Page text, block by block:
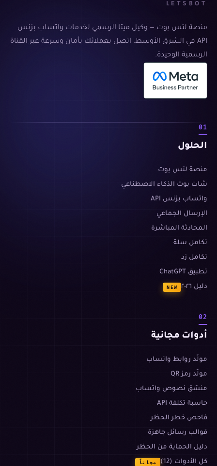
LETSBOT
منصة لتس بوت — وكيل ميتا الرسمي لخدمات واتساب بزنس
API في الشرق الأوسط. اتصل بعملائك بأمان وسرعة عبر القناة
الرسمية الوحيدة.
01
الحلول
منصة لتس بوت
شات بوت الذكاء الاصطناعي
واتساب بزنس API
الإرسال الجماعي
المحادثة المباشرة
تكامل سلة
تكامل زد
تطبيق ChatGPT
دليل ٢٠٢٦
NEW
02
أدوات مجانية
مولّد روابط واتساب
مولّد رمز QR
منسّق نصوص واتساب
حاسبة تكلفة API
فاحص خطر الحظر
قوالب رسائل جاهزة
دليل الحماية من الحظر
كل الأدوات (12)
مجاناً